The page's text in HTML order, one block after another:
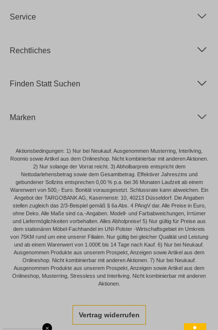
×
Service
Rechtliches
Finden Statt Suchen
Marken
Aktionsbedingungen: 1) Nur bei Neukauf. Ausgenommen Musterring, Interliving,
Roomio sowie Artikel aus dem Onlineshop. Nicht kombinierbar mit anderen Aktionen.
2) Nur solange der Vorrat reicht. 3) Abholbarpreis entspricht dem
Nettodarlehensbetrag sowie dem Gesamtbetrag. Effektiver Jahreszins und
gebundener Sollzins entsprechen 0,00 % p.a. bei 36 Monaten Laufzeit ab einem
Warenwert von 500,- Euro. Bonität vorausgesetzt. Schlussrate kann abweichen. Ein
Angebot der TARGOBANK AG, Kasernenstr. 10, 40213 Düsseldorf. Die Angaben
stellen zugleich das 2/3-Beispiel gemäß § 6a Abs. 4 PAngV dar. Alle Preise in Euro,
ohne Deko. Alle Maße sind ca.-Angaben. Modell- und Farbabweichungen, Irrtümer
und Liefermöglichkeiten vorbehalten. Alles Abholpreise! 5) Nur gültig für Preise aus
dem stationären Möbel-Fachhandel im UNI-Polster -Wirtschaftsgebiet im Umkreis
von 75KM rund um eine unserer Filialen. Nur gültig bei gleicher Qualität und Leistung
und ab einem Warenwert von 1.000€ bis 14 Tage nach Kauf. 6) Nur bei Neukauf.
Ausgenommen Produkte aus unserem Prospekt, Anzeigen sowie Artikel aus dem
Onlineshop. Nicht kombinierbar mit anderen Aktionen. 7) Nur bei Neukauf.
Ausgenommen Produkte aus unserem Prospekt, Anzeigen sowie Artikel aus dem
Onlineshop, Musterring, Stressless und Interliving. Nicht kombinierbar mit anderen
Aktionen.
Vertrag widerrufen